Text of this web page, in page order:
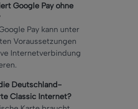
Google Pay ohne
Pay kann unter
Voraussetzungen
Internetverbindung
Deutschland-
Classic Internet?